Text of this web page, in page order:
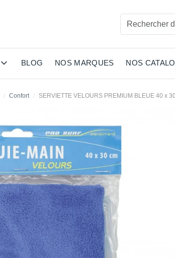
BLOG NOS MARQUES NOS
Confort SERVIETTE VELOURS PREMIUM BLEUE 40 x